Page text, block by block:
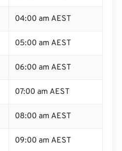
04:00 am AEST
05:00 am AEST
06:00 am AEST
07:00 am AEST
08:00 am AEST
09:00 am AEST